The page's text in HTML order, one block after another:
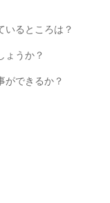
るところは？
ょうか？
できるか？